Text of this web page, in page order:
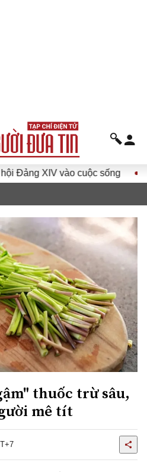
XIV vào cuộc sống Hướng
thuốc trừ sâu,
mê tít